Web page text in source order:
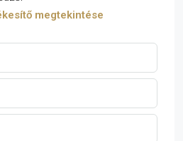
megtekintése